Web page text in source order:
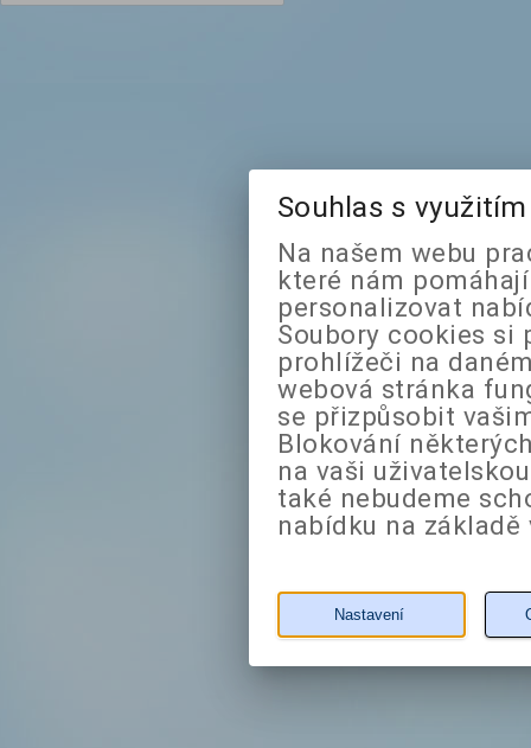
Souhlas s
Na našem webu
které nám
personalizovat
Soubory cookies si
prohlížeči na
webová stránka
se přizpůsobit
Blokování
na vaši
také nebudeme
nabídku na
Nastavení